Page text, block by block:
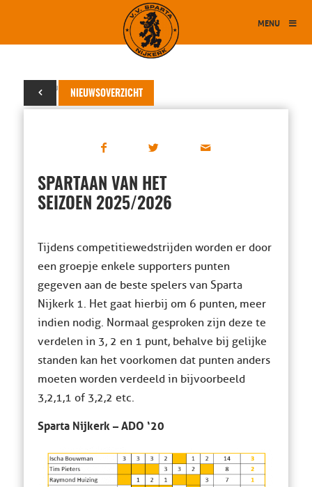
MENU
NIEUWSOVERZICHT
31 augustus 2025
SPARTAAN VAN HET
SEIZOEN 2025/2026
Tijdens competitiewedstrijden worden er door
een groepje enkele supporters punten
gegeven aan de beste spelers van Sparta
Nijkerk 1. Het gaat hierbij om 6 punten, meer
indien nodig. Normaal gesproken zijn deze te
verdelen in 3, 2 en 1 punt, behalve bij gelijke
standen kan het voorkomen dat punten anders
moeten worden verdeeld in bijvoorbeeld
3,2,1,1 of 3,2,2 etc.
Sparta Nijkerk – ADO ‘20